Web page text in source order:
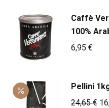
Caffè
100%
6,95 €
Pellini
24,65€